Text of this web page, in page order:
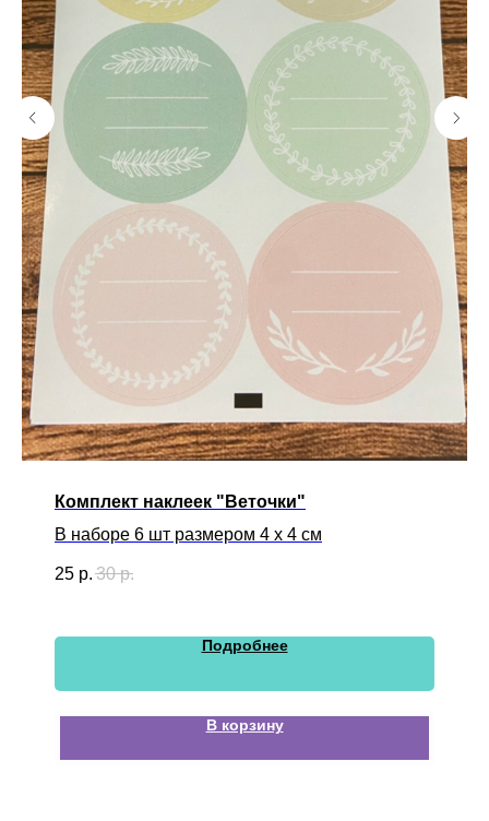
Комплект наклеек "Веточки"
В наборе 6 шт размером 4 х 4 см
25 р. 30 р.
Подробнее
В корзину